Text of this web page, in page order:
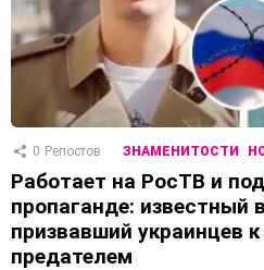
0 Репостов ЗНАМЕНИТОСТИ
Работает на РосТВ и
пропаганде: известный
призвавший украинцев
предателем